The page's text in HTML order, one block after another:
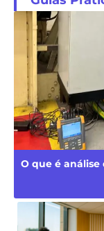
O que é análise